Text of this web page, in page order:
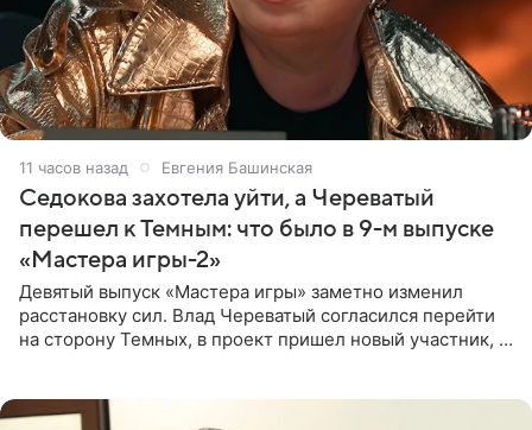
11 часов назад Евгения Башинская
Седокова захотела уйти, а Череватый
перешел к Темным: что было в 9-м выпуске
«Мастера игры-2»
Девятый выпуск «Мастера игры» заметно изменил
расстановку сил. Влад Череватый согласился перейти
на сторону Темных, в проект пришел новый участник, а